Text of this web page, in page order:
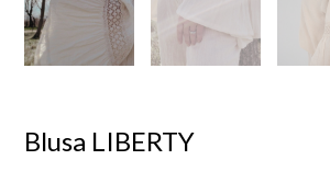
Blusa LIBERTY